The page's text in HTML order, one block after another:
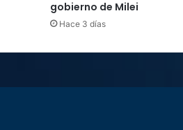
gobierno de Milei
Hace 3 días